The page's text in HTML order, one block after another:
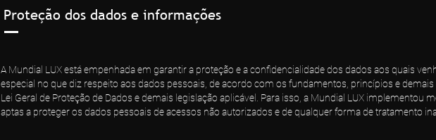
Proteção dos dados e informações
A Mundial LUX está empenhada em garantir a proteção e a confidencialidade dos dados aos quais
especial no que diz respeito aos dados pessoais, de acordo com os fundamentos, princípios e
Lei Geral de Proteção de Dados e demais legislação aplicável. Para isso, a Mundial LUX implementou
aptas a proteger os dados pessoais de acessos não autorizados e de qualquer forma de tratamento